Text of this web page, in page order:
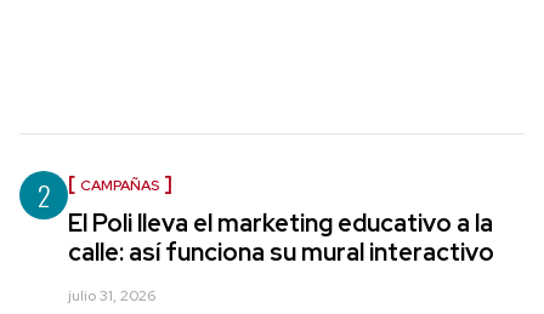
2 CAMPAÑAS
El Poli lleva el marketing educativo a la
calle: así funciona su mural interactivo
julio 31, 2026